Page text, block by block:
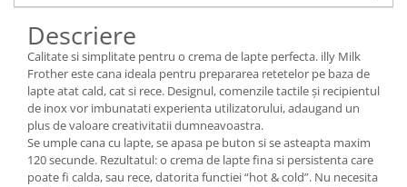
Descriere
Calitate si simplitate pentru o crema de lapte perfecta. illy Milk
Frother este cana ideala pentru prepararea retetelor pe baza de
lapte atat cald, cat si rece. Designul, comenzile tactile și recipientul
de inox vor imbunatati experienta utilizatorului, adaugand un
plus de valoare creativitatii dumneavoastra.
Se umple cana cu lapte, se apasa pe buton si se asteapta maxim
120 secunde. Rezultatul: o crema de lapte fina si persistenta care
poate fi calda, sau rece, datorita functiei “hot & cold”. Nu necesita